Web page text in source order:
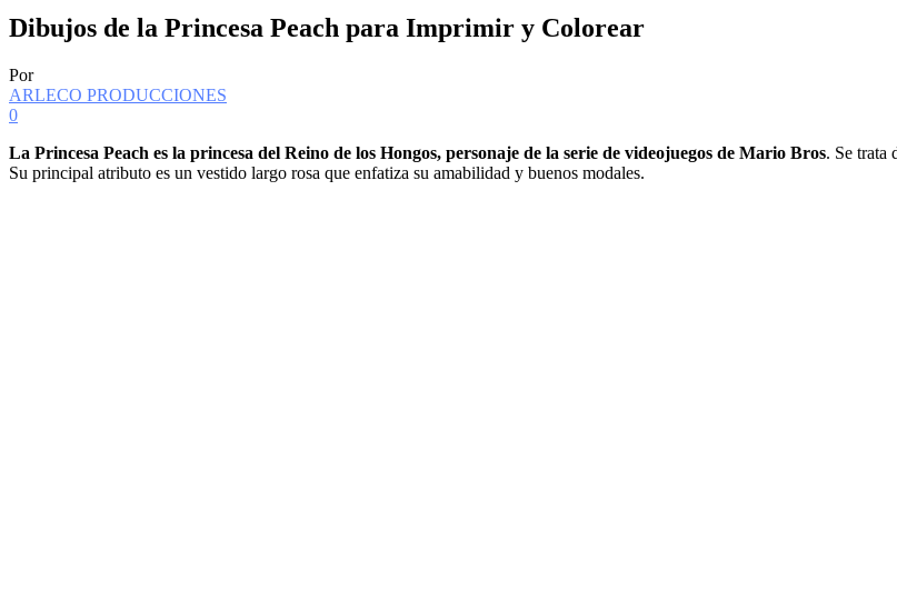
Dibujos de la Princesa Peach para Imprimir y Colorear
Por
ARLECO PRODUCCIONES
0
La Princesa Peach es la princesa del Reino de los Hongos, personaje de la serie de videojuegos de Mario Bros. Se trata
Su principal atributo es un vestido largo rosa que enfatiza su amabilidad y buenos modales.